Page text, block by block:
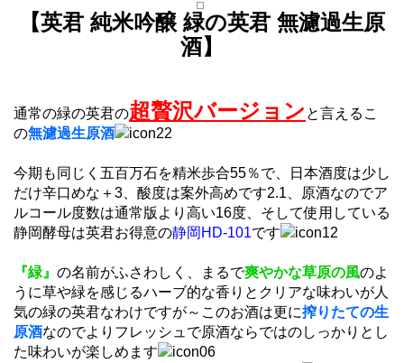
【英君 純米吟醸 緑の英君 無濾過生原
酒】
通常の緑の英君の超贅沢バージョン と言えるこ
の無濾過生原酒
今期も同じく五百万石を精米歩合55％で、日本酒度は少し
だけ辛口めな＋3、酸度は案外高めです2.1、原酒なのでア
ルコール度数は通常版より高い16度、そして使用している
静岡酵母は英君お得意の静岡HD-101です
『緑』 の名前がふさわしく、まるで爽やかな草原の風のよ
うに草や緑を感じるハーブ的な香りとクリアな味わいが人
気の緑の英君なわけですが～このお酒は更に搾りたての生
原酒なのでよりフレッシュで原酒ならではのしっかりとし
た味わいが楽しめます